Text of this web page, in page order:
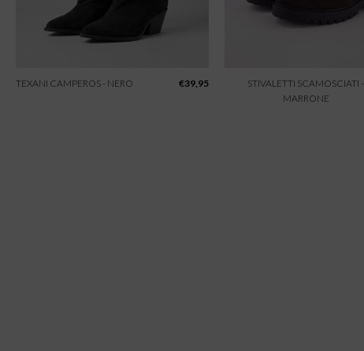
TEXANI CAMPEROS - NERO €39,95
STIVALETTI SCAMOSCIATI -
MARRONE